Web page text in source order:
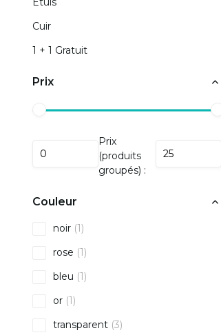
Cuir
1 + 1 Gratuit
Prix
Prix
(produits
groupés) :
Couleur
noir (1)
rose (1)
bleu (1)
or (1)
transparent (3)